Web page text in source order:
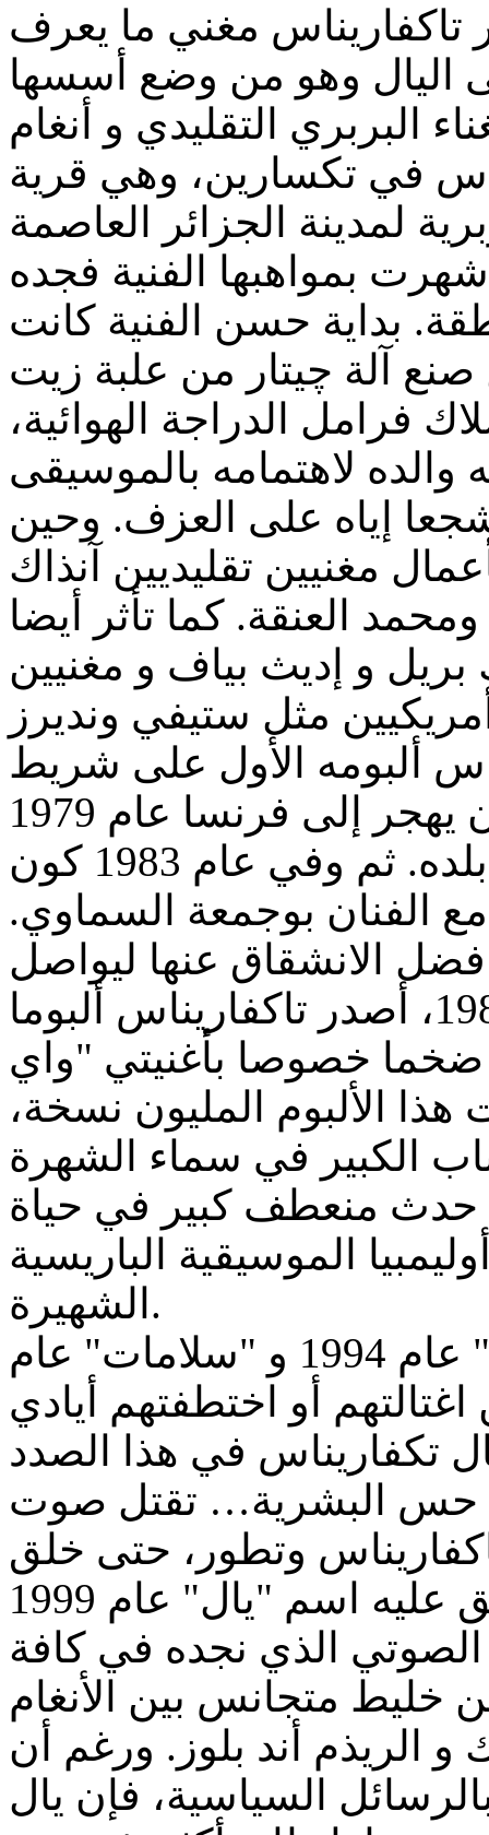
مغني ما يعرف
البربري التقليدي و أنغام
في تكسارين، وهي قرية
لمدينة الجزائر العاصمة
شهرت بمواهبها الفنية فجده
بداية حسن الفنية كانت
صنع آلة چيتار من علبة زيت
فرامل الدراجة الهوائية،
والده لاهتمامه بالموسيقى
إياه على العزف. وحين
مغنيين تقليديين آنذاك
العنقة. كما تأثر أيضا
و إديث بياف و مغنيين
ألبومه الأول على شريط
كاسيت في الجزائر، قبل أن يهجر إلى فرنسا عام 1979
لتدهور الأوضاع السياسية في بلده. ثم وفي عام 1983 كون
الفنان بوجمعة السماوي.
فضل الانشقاق عنها ليواصل
مشواره الفني على انفراد. عام 1986، أصدر تاكفاريناس ألبوما
ضخما خصوصا بأغنيتي "واي
الألبوم المليون نسخة،
الكبير في سماء الشهرة
والنجومية. وفي عام 1987 حدث منعطف كبير في حياة
الموسيقية الباريسية
الشهيرة.
وخص تاكفاريناس ألبومي "رومان" عام 1994 و "سلامات" عام
اغتالتهم أو اختطفتهم أيادي
تكفاريناس في هذا الصدد
حس البشرية… تقتل صوت
وتطور، حتى خلق
أسلوبا موسيقيا خاصا به أطلق عليه اسم "يال" عام 1999
الصوتي الذي نجده في كافة
خليط متجانس بين الأنغام
و الريذم أند بلوز. ورغم أن
السياسية، فإن يال